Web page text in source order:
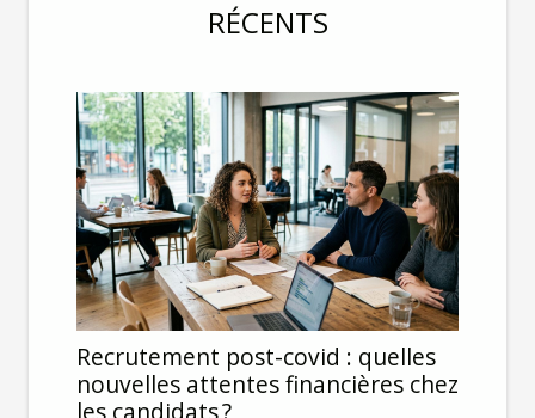
RÉCENTS
Recrutement post-covid : quelles
nouvelles attentes financières chez
les candidats ?